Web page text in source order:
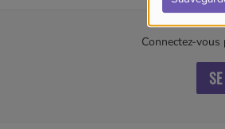
Connectez-